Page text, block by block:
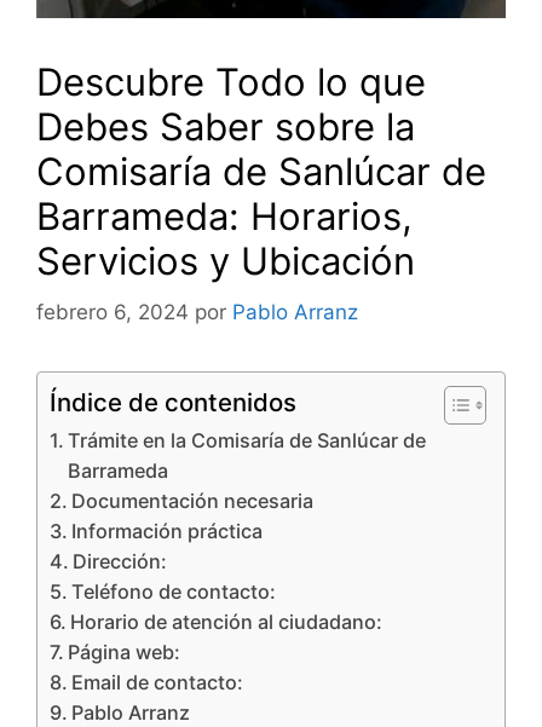
Descubre Todo lo que
Debes Saber sobre la
Comisaría de Sanlúcar de
Barrameda: Horarios,
Servicios y Ubicación
febrero 6, 2024 por Pablo Arranz
Índice de contenidos
Trámite en la Comisaría de Sanlúcar de
Barrameda
Documentación necesaria
Información práctica
Dirección:
Teléfono de contacto:
Horario de atención al ciudadano:
Página web:
Email de contacto:
Pablo Arranz